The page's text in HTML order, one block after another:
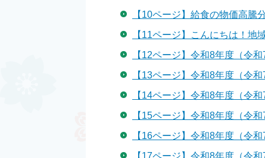
【10ページ】給食の物価高騰
【11ページ】こんにちは！
【12ページ】令和8年度（令
【13ページ】令和8年度（令
【14ページ】令和8年度（令
【15ページ】令和8年度（令
【16ページ】令和8年度（令
【17ページ】令和8年度（令